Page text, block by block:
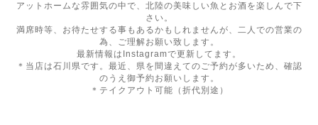
アットホームな雰囲気の中で、北陸の美味しい魚とお酒を楽しんで下
さい。
満席時等、お待たせする事もあるかもしれませんが、二人での営業の
為、ご理解お願い致します。
最新情報はInstagramで更新してます。
＊当店は石川県です。最近、県を間違えてのご予約が多いため、確認
のうえ御予約お願いします。
＊テイクアウト可能（折代別途）